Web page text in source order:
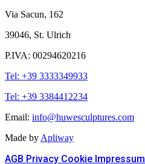
Via Sacun, 162
39046, St. Ulrich
P.IVA: 00294620216
Tel: +39 3333349933
Tel: +39 3384412234
Email: info@huwesculptures.com
Made by Apliway
AGB Privacy Cookie Impressum